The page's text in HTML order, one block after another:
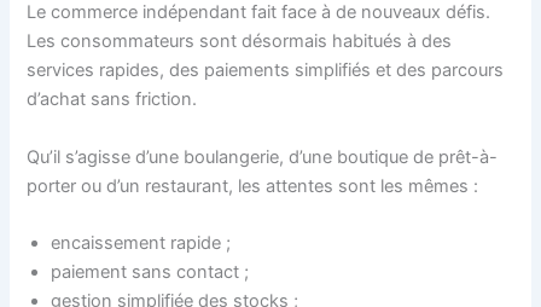
Le commerce indépendant fait face à de nouveaux défis.
Les consommateurs sont désormais habitués à des
services rapides, des paiements simplifiés et des parcours
d’achat sans friction.
Qu’il s’agisse d’une boulangerie, d’une boutique de prêt-à-
porter ou d’un restaurant, les attentes sont les mêmes :
encaissement rapide ;
paiement sans contact ;
gestion simplifiée des stocks ;